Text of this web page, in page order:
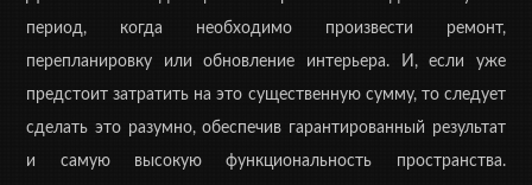
руб.)
Точный расчет стоимости возможен только при
и зависит от технического задания и величины
объекта.
период, когда необходимо произвести ремонт,
перепланировку или обновление интерьера. И, если уже
предстоит затратить на это существенную сумму, то следует
сделать это разумно, обеспечив гарантированный результат
и самую высокую функциональность пространства.